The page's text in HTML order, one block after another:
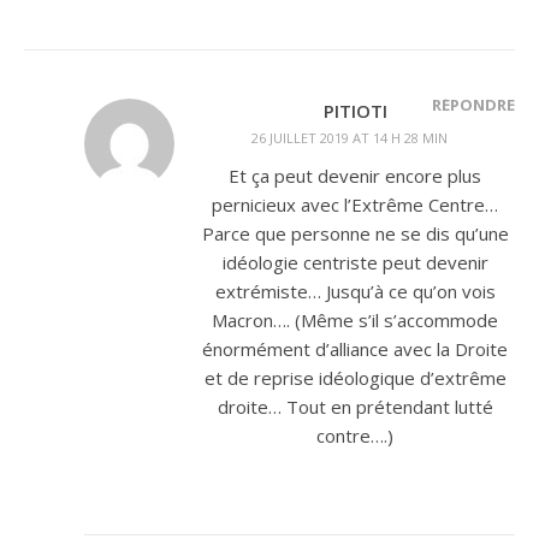
PITIOTI
26 JUILLET 2019 AT 14 H 28 MIN
RÉPONDRE
Et ça peut devenir encore plus
pernicieux avec l’Extrême Centre…
Parce que personne ne se dis qu’une
idéologie centriste peut devenir
extrémiste… Jusqu’à ce qu’on vois
Macron…. (Même s’il s’accommode
énormément d’alliance avec la Droite
et de reprise idéologique d’extrême
droite… Tout en prétendant lutté
contre….)